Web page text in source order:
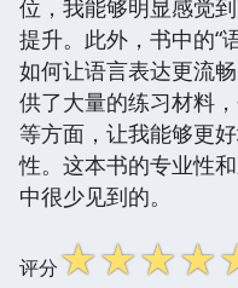
位，我能够明显感觉
提升。此外，书中的“
如何让语言表达更流
供了大量的练习材料
等方面，让我能够更
性。这本书的专业性
中很少见到的。
评分☆☆☆☆